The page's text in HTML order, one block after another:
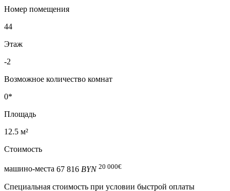
Номер помещения
44
Этаж
-2
Возможное количество комнат
0*
Площадь
12.5 м²
Стоимость
машино-места 67 816 BYN 20 000€
Специальная cтоимость при условии быстрой оплаты